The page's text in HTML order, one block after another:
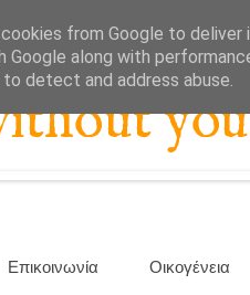
Επικοινωνία Οικογένεια
from Google to
Google along with
detect and address abuse.